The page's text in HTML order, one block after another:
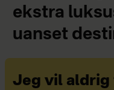
ekstra
uanset
Jeg vil aldrig